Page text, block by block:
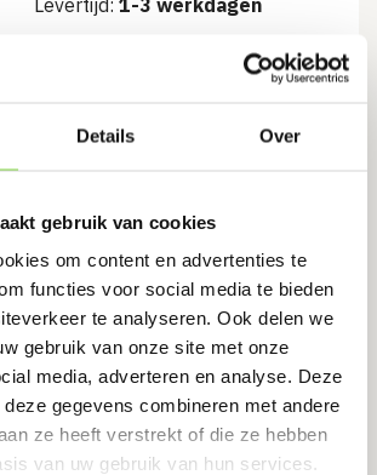
Details Over
gebruik van cookies
om content en advertenties te
functies voor social media te bieden
te analyseren. Ook delen we
gebruik van onze site met onze
media, adverteren en analyse. Deze
gegevens combineren met andere
ze heeft verstrekt of die ze hebben
van uw gebruik van hun services.
flagstones dus zeer hard